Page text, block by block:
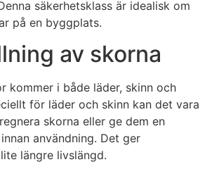
säkerhetsklass är idealisk om
på en byggplats.
av skorna
kommer i både läder, skinn och
för läder och skinn kan det vara
skorna eller ge dem en
användning. Det ger
längre livslängd.